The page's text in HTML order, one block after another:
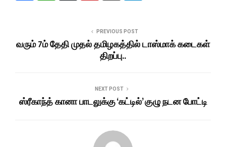
PREVIOUS POST
வரும் 7ம் தேதி முதல் தமிழகத்தில் டாஸ்மாக் கடைகள்
திறப்பு..
NEXT POST
ஸ்ரீகாந்த் கானா பாடலுக்கு ‘கட்டில்’ குழு நடன போட்டி